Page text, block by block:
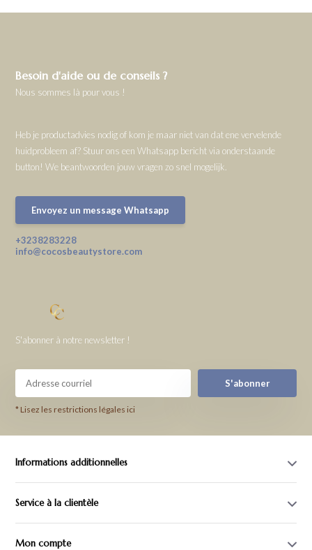
Besoin d'aide ou de conseils ?
Nous sommes là pour vous !
Heb je productadvies nodig of kom je maar niet van dat ene vervelende
huidprobleem af? Stuur ons een Whatsapp bericht via onderstaande
button! We beantwoorden jouw vragen zo snel mogelijk.
Envoyez un message Whatsapp
+3238283228
info@cocosbeautystore.com
S'abonner à notre newsletter !
S'abonner
* Lisez les restrictions légales ici
Informations additionnelles
Service à la clientèle
Mon compte